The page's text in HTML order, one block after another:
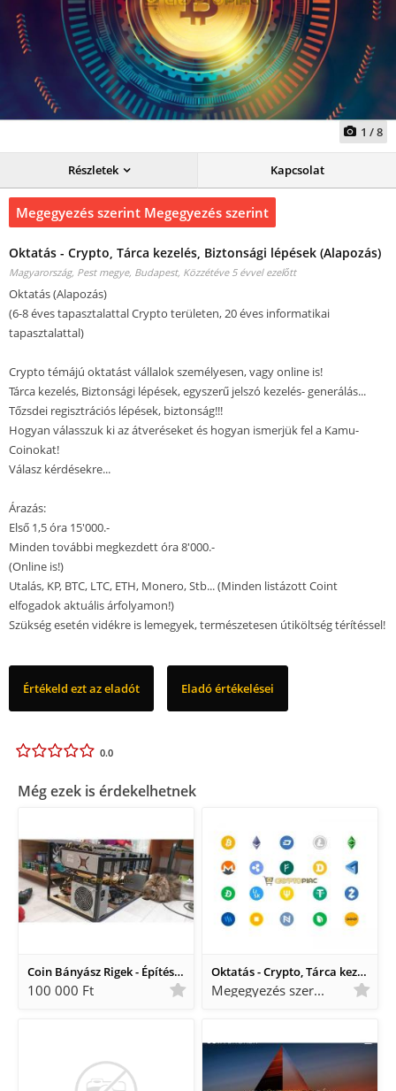
1 /8
Részletek Kapcsolat
Megegyezés szerint Megegyezés szerint
Oktatás - Crypto, Tárca kezelés, Biztonsági lépések (Alapozás)
Magyarország, Pest megye, Budapest, Közzétéve 5 évvel ezelőtt
Oktatás (Alapozás)
(6-8 éves tapasztalattal Crypto területen, 20 éves informatikai
tapasztalattal)
Crypto témájú oktatást vállalok személyesen, vagy online is!
Tárca kezelés, Biztonsági lépések, egyszerű jelszó kezelés- generálás...
Tőzsdei regisztrációs lépések, biztonság!!!
Hogyan válasszuk ki az átveréseket és hogyan ismerjük fel a Kamu-
Coinokat!
Válasz kérdésekre...
Árazás:
Első 1,5 óra 15'000.-
Minden további megkezdett óra 8'000.-
(Online is!)
Utalás, KP, BTC, LTC, ETH, Monero, Stb... (Minden listázott Coint
elfogadok aktuális árfolyamon!)
Szükség esetén vidékre is lemegyek, természetesen útiköltség térítéssel!
Értékeld ezt az eladót Eladó értékelései
0.0
Még ezek is érdekelhetnek
Coin Bányász Rigek - Építés, Karbantartás, Optimalizálás
100 000 Ft
Oktatás - Crypto, Tárca kezelés, Biztonsági lépések (Alapozás)
Megegyezés szerint Megegyezés szerint